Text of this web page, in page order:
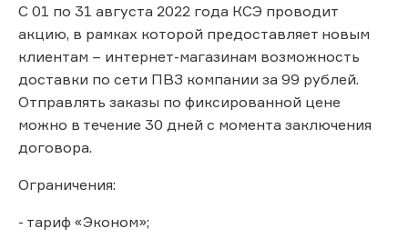
С 01 по 31 августа 2022 года КСЭ проводит
акцию, в рамках которой предоставляет новым
клиентам – интернет-магазинам возможность
доставки по сети ПВЗ компании за 99 рублей.
Отправлять заказы по фиксированной цене
можно в течение 30 дней с момента заключения
договора.
Ограничения:
- тариф «Эконом»;